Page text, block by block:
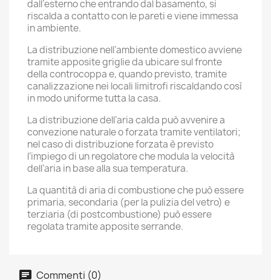
dall’esterno che entrando dal basamento, si
riscalda a contatto con le pareti e viene immessa
in ambiente.
La distribuzione nell’ambiente domestico avviene
tramite apposite griglie da ubicare sul fronte
della controcoppa e, quando previsto, tramite
canalizzazione nei locali limitrofi riscaldando così
in modo uniforme tutta la casa.
La distribuzione dell’aria calda può avvenire a
convezione naturale o forzata tramite ventilatori;
nel caso di distribuzione forzata è previsto
l’impiego di un regolatore che modula la velocità
dell’aria in base alla sua temperatura.
La quantità di aria di combustione che può essere
primaria, secondaria (per la pulizia del vetro) e
terziaria (di postcombustione) può essere
regolata tramite apposite serrande.
Commenti (0)